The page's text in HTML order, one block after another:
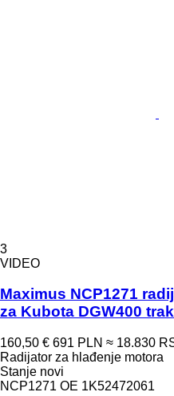
3
VIDEO
Maximus NCP1271
za Kubota DGW400
160,50 € 691 PLN ≈ 18.830
Radijator za hlađenje motora
Stanje novi
NCP1271 OE 1K52472061